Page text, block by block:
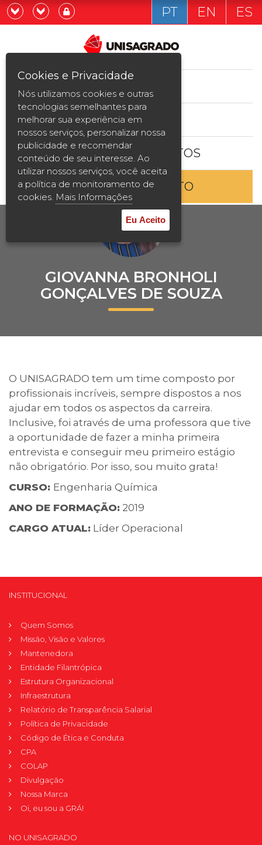
Graduação
Pós-graduação e MBA
Curta Duração
Vestibular
2ª Graduação
Transferência
Reingresso
Prouni
Desconto de pontualidade
Biblioteca
Calendário acadêmico
Internacionalização
UATI
Já sou estudande
Quero ser estudante
PT EN ES
ESTUDE AQUI
BOLSAS E DESCONTOS
ENTRE EM CONTATO
GIOVANNA BRONHOLI
GONÇALVES DE SOUZA
O UNISAGRADO tem um time composto por
profissionais incríveis, sempre dispostos a nos
ajudar em todos os aspectos da carreira.
Inclusive, foi através de uma professora que tive
a oportunidade de fazer a minha primeira
entrevista e conseguir meu primeiro estágio
não obrigatório. Por isso, sou muito grata!
CURSO: Engenharia Química
ANO DE FORMAÇÃO: 2019
CARGO ATUAL: Líder Operacional
INSTITUCIONAL
Quem Somos
Missão, Visão e Valores
Mantenedora
Entidade Filantrópica
Estrutura Organizacional
Infraestrutura
Relatório de Transparência Salarial
Política de Privacidade
Código de Ética e Conduta
CPA
COLAP
Divulgação
Nossa Marca
Oi, eu sou a GRÁ!
NO UNISAGRADO
Cookies e Privacidade
Nós utilizamos cookies e outras
tecnologias semelhantes para
melhorar sua experiência em
nossos serviços, personalizar nossa
publicidade e recomendar
conteúdo de seu interesse. Ao
utilizar nossos serviços, você aceita
a política de monitoramento de
cookies. Mais Informações
Eu Aceito